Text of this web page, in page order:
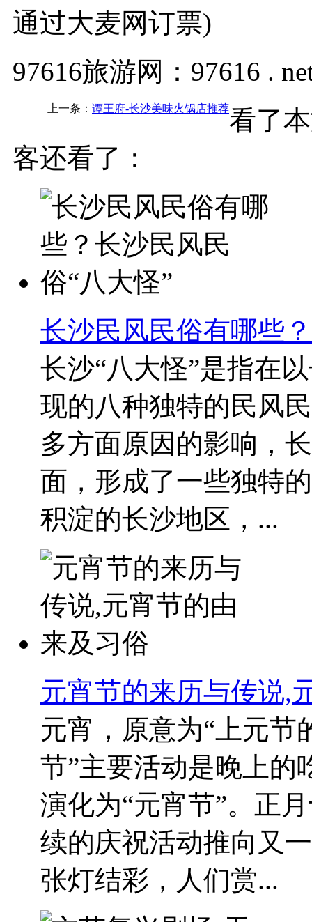
通过大麦网订票)
97616旅游网：97616 .
上一条： 谭王府-长沙美味火锅店推荐看了
客还看了：
长沙民风民俗有哪些
长沙“八大怪”是指在
现的八种独特的民风
多方面原因的影响，
面，形成了一些独特
积淀的长沙地区，...
元宵节的来历与传说,
元宵，原意为“上元节
节”主要活动是晚上的
演化为“元宵节”。正
续的庆祝活动推向又
张灯结彩，人们赏...